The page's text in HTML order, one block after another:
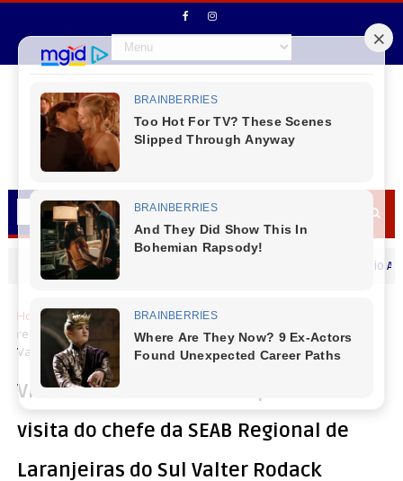
MENSAGEM DIA DOS PAIS Prefeito de Reserva do Iguaçu Vitório
Home Cantu Virmond
Virmond - Governo Municipal
recebeu visita do chefe da SEAB Regional de Laranjeiras do Sul
Valter Rodack
Virmond - Governo Municipal recebeu
visita do chefe da SEAB Regional de
Laranjeiras do Sul Valter Rodack